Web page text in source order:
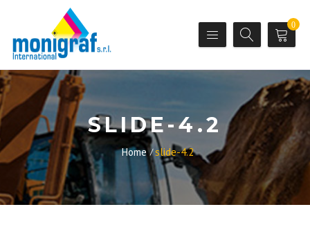
0
SLIDE-4.2
Home slide-4.2